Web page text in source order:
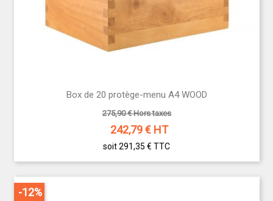
Box de 20 protège-menu A4 WOOD
275,90 € Hors taxes
242,79€ HT
soit 291,35 € TTC
-12%